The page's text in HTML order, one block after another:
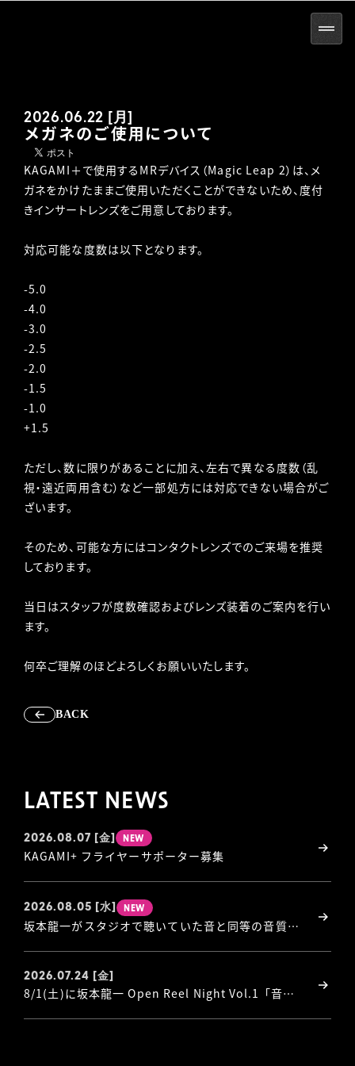
2026.06.22 [月]
メガネのご使用について
KAGAMI＋で使用するMRデバイス（Magic Leap 2）は、メ
ガネをかけたままご使用いただくことができないため、度付
きインサートレンズをご用意しております。
対応可能な度数は以下となります。
-5.0
-4.0
-3.0
-2.5
-2.0
-1.5
-1.0
+1.5
ただし、数に限りがあることに加え、左右で異なる度数（乱
視・遠近両用含む）など一部処方には対応できない場合がご
ざいます。
そのため、可能な方にはコンタクトレンズでのご来場を推奨
しております。
当日はスタッフが度数確認およびレンズ装着のご案内を行い
ます。
何卒ご理解のほどよろしくお願いいたします。
BACK
LATEST NEWS
2026.08.07 [金] NEW
KAGAMI+ フライヤーサポーター募集
2026.08.05 [水] NEW
坂本龍一がスタジオで聴いていた音と同等の音質を体験できる「Open Reel Night」第2夜・第3夜開催決定！
2026.07.24 [金]
8/1(土)に坂本龍一 Open Reel Night Vol.1「音楽図鑑」開催決定！